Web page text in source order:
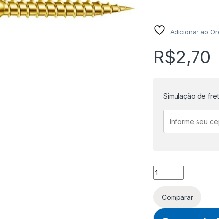
Adicionar ao
R$2,70
Simulação de
PARAFUSO AAT
Comparar